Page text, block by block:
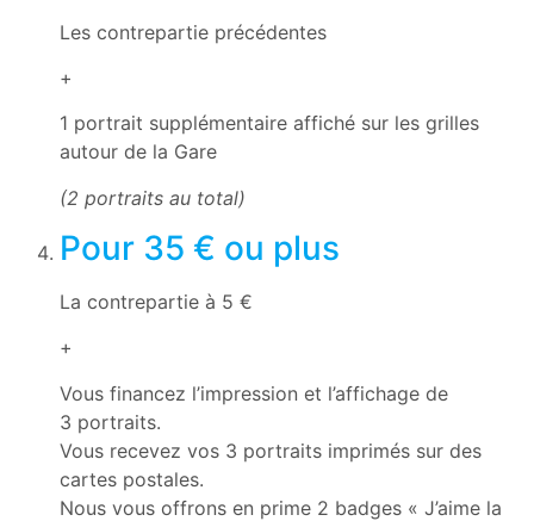
Les contrepartie précédentes
+
1 portrait supplémentaire affiché sur les grilles
autour de la Gare
(2 portraits au total)
Pour 35 € ou plus
La contrepartie à 5 €
+
Vous financez l’impression et l’affichage de
3 portraits.
Vous recevez vos 3 portraits imprimés sur des
cartes postales.
Nous vous offrons en prime 2 badges « J’aime la